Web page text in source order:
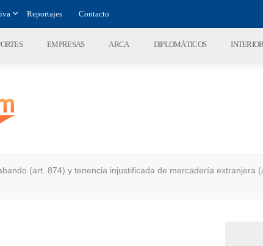
Reportajes Contacto
EMPRESAS ARCA DIPLOMÁTICOS
(art. 874) y tenencia injustificada de mercadería extranjera